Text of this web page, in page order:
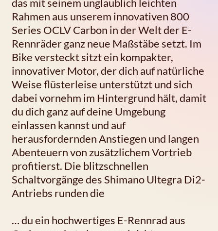
das mit seinem unglaublich leichten
Rahmen aus unserem innovativen 800
Series OCLV Carbon in der Welt der E-
Rennräder ganz neue Maßstäbe setzt. Im
Bike versteckt sitzt ein kompakter,
innovativer Motor, der dich auf natürliche
Weise flüsterleise unterstützt und sich
dabei vornehm im Hintergrund hält, damit
du dich ganz auf deine Umgebung
einlassen kannst und auf
herausfordernden Anstiegen und langen
Abenteuern von zusätzlichem Vortrieb
profitierst. Die blitzschnellen
Schaltvorgänge des Shimano Ultegra Di2-
Antriebs runden die
… du ein hochwertiges E-Rennrad aus